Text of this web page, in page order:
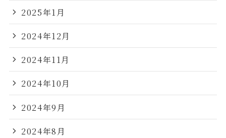
2025年1月
2024年12月
2024年11月
2024年10月
2024年9月
2024年8月